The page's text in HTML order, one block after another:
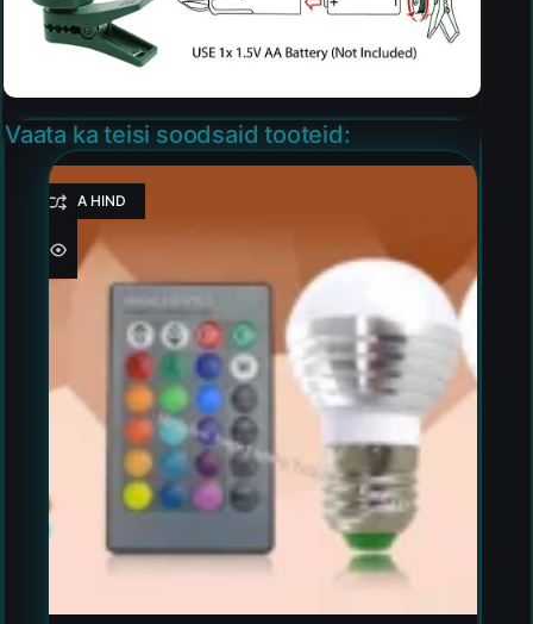
Vaata ka teisi soodsaid tooteid:
HEA HIND